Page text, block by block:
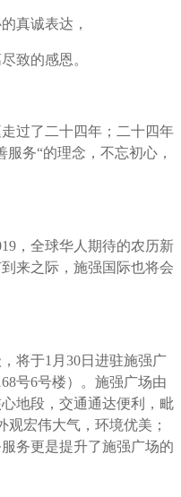
真诚表达，
致的感恩。
过了二十四年；二十四年
务“的理念，不忘初心，
，全球华人期待的农历新
来之际，施强国际也将会
将于1月30日进驻施强广
号6号楼）。施强广场由
地段，交通通达便利，毗
观宏伟大气，环境优美；
务更是提升了施强广场的